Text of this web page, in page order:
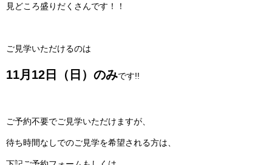
見どころ盛りだくさんです！！
ご見学いただけるのは
11月12日（日）のみです!!
ご予約不要でご見学いただけますが、
待ち時間なしでのご見学を希望される方は、